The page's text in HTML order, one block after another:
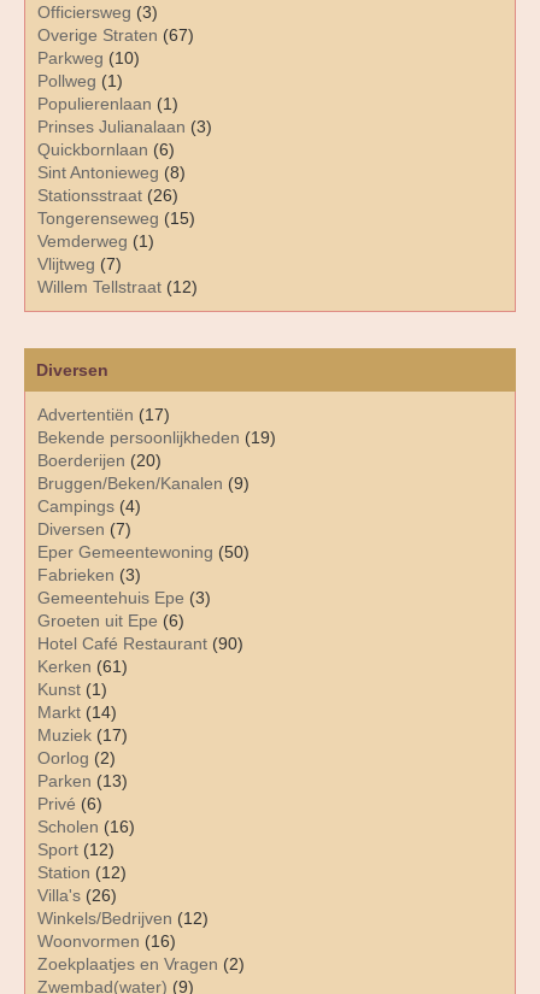
Diversen
Advertentiën (17)
Bekende persoonlijkheden (19)
Boerderijen (20)
Bruggen/Beken/Kanalen (9)
Campings (4)
Diversen (7)
Eper Gemeentewoning (50)
Fabrieken (3)
Gemeentehuis Epe (3)
Groeten uit Epe (6)
Hotel Café Restaurant (90)
Kerken (61)
Kunst (1)
Markt (14)
Muziek (17)
Oorlog (2)
Parken (13)
Privé (6)
Scholen (16)
Sport (12)
Station (12)
Villa's (26)
Winkels/Bedrijven (12)
Woonvormen (16)
Zoekplaatjes en Vragen (2)
Zwembad(water) (9)
Officiersweg (3)
Overige Straten (67)
Parkweg (10)
Pollweg (1)
Populierenlaan (1)
Prinses Julianalaan (3)
Quickbornlaan (6)
Sint Antonieweg (8)
Stationsstraat (26)
Tongerenseweg (15)
Vemderweg (1)
Vlijtweg (7)
Willem Tellstraat (12)